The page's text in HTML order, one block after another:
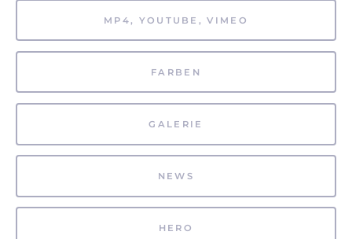
MP4, YOUTUBE, VIMEO
FARBEN
GALERIE
NEWS
HERO